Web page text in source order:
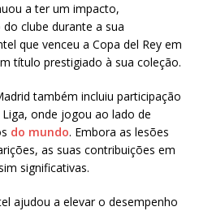
a ter um impacto,
clube durante a sua
que venceu a Copa del Rey em
título prestigiado à sua coleção.
também incluiu participação
onde jogou ao lado de
do mundo. Embora as lesões
as suas contribuições em
significativas.
ajudou a elevar o desempenho